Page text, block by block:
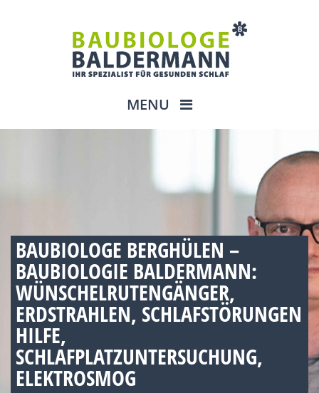
MENU
BAUBIOLOGE BERGHÜLEN –
BAUBIOLOGIE BALDERMANN:
WÜNSCHELRUTENGÄNGER,
ERDSTRAHLEN, SCHLAFSTÖRUNGEN
HILFE,
SCHLAFPLATZUNTERSUCHUNG,
ELEKTROSMOG